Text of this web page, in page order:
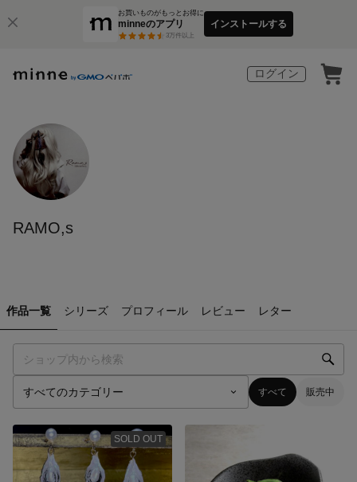
お買いものがもっとお得に
minneのアプリ
3万件以上
インストールする
ログイン
RAMO,s
作品一覧 シリーズ プロフィール レビュー レター
すべて 販売中
SOLD OUT